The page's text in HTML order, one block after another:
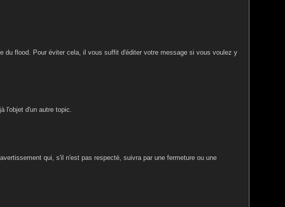
du flood. Pour éviter cela, il vous suffit d'éditer votre message si vous voulez y
l'objet d'un autre topic.
qui, s'il n'est pas respecté, suivra par une fermeture ou une